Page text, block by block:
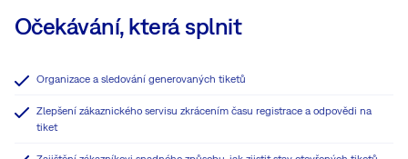
Očekávání, která splnit
Organizace a sledování generovaných tiketů
Zlepšení zákaznického servisu zkrácením času registrace a odpovědi na
tiket